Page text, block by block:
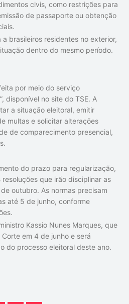
civis, como restrições para
de passaporte ou obtenção
brasileiros residentes no exterior,
dentro do mesmo período.
por meio do serviço
disponível no site do TSE. A
a situação eleitoral, emitir
multas e solicitar alterações
de comparecimento presencial,
do prazo para regularização,
resoluções que irão disciplinar as
outubro. As normas precisam
até 5 de junho, conforme
Kassio Nunes Marques, que
em 4 de junho e será
do processo eleitoral deste ano.